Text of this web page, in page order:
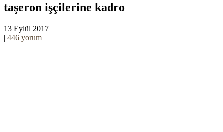
taşeron işçilerine kadro
13 Eylül 2017
| 446 yorum